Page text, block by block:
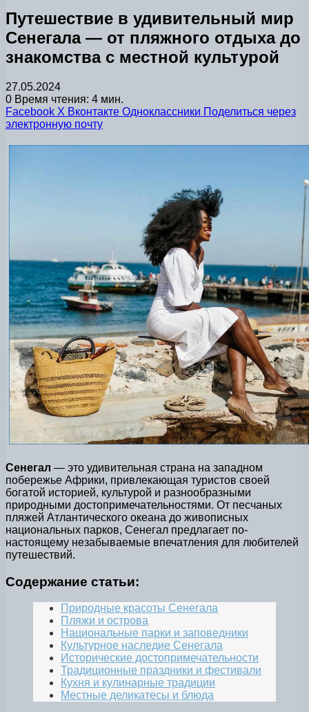
Путешествие в удивительный мир
Сенегала — от пляжного отдыха до
знакомства с местной культурой
27.05.2024
0 Время чтения: 4 мин.
Facebook X Вконтакте Одноклассники Поделиться через
электронную почту
Сенегал — это удивительная страна на западном
побережье Африки, привлекающая туристов своей
богатой историей, культурой и разнообразными
природными достопримечательностями. От песчаных
пляжей Атлантического океана до живописных
национальных парков, Сенегал предлагает по-
настоящему незабываемые впечатления для любителей
путешествий.
Содержание статьи:
Природные красоты Сенегала
Пляжи и острова
Национальные парки и заповедники
Культурное наследие Сенегала
Исторические достопримечательности
Традиционные праздники и фестивали
Кухня и кулинарные традиции
Местные деликатесы и блюда